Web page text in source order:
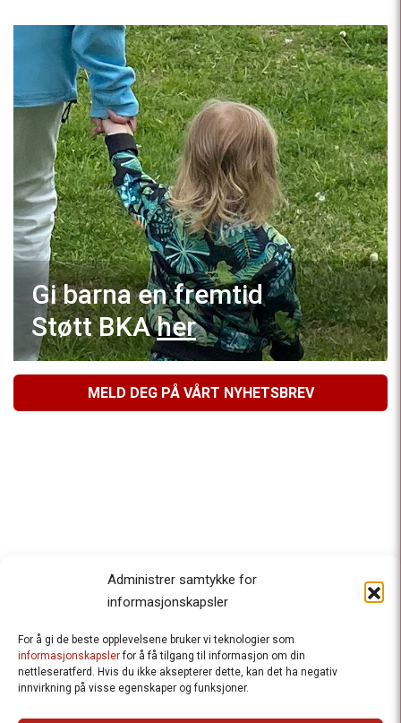
Administrer samtykke for
informasjonskapsler
For å gi de beste opplevelsene bruker vi teknologier som
informasjonskapslerfor å få tilgang til informasjon om din
nettleseratferd. Hvis du ikke aksepterer dette, kan det ha negativ
innvirkning på visse egenskaper og funksjoner.
Gi barna en fremtid
Støtt BKAher
MELD DEG PÅ VÅRT NYHETSBREV
Besteforeldrenes klimaaksjon
Ansvarlig redaktør
: Halfdan Wiik |